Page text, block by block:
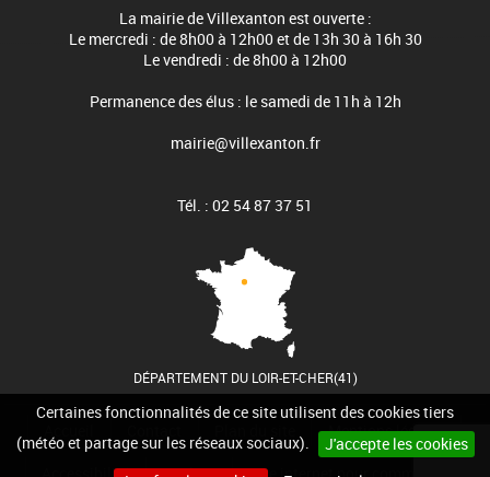
Certaines fonctionnalités de ce site utilisent des cookies tiers
(météo et partage sur les réseaux sociaux).
J'accepte les cookies
La mairie de Villexanton est ouverte :
Le mercredi : de 8h00 à 12h00 et de 13h 30 à 16h 30
Le vendredi : de 8h00 à 12h00
Permanence des élus : le samedi de 11h à 12h
mairie@villexanton.fr
Tél. : 02 54 87 37 51
DÉPARTEMENT DU LOIR-ET-CHER(41)
Mentions légales